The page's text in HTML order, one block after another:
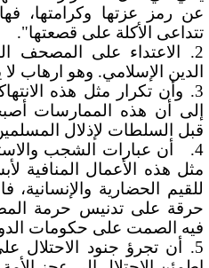
عن رمز عزتها وكرامتها،
تتداعى الأكلة على قصعتها".
2.
الاعتداء على المصحف
الدين الإسلامي. وهو ارهاب
3.
وأن تكرار مثل هذه
إلى أن هذه الممارسات
قبل السلطات لإذلال
4.
أن عبارات الشجب
مثل هذه الأعمال المنافية
للقيم الحضارية
حرقة على تدنيس حرمة
فيه الصمت على حكومات
5.
أن تجرؤ جنود